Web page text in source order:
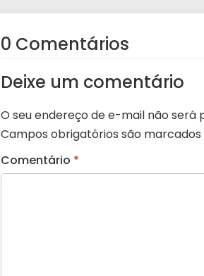
0 Comentários
Deixe um comentário
O seu endereço de e-mail não será
Campos obrigatórios são
Comentário *